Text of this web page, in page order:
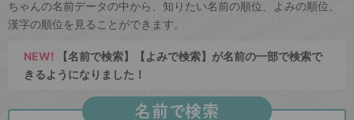
ちゃんの名前データの中から、知りたい名前の順位、よみの順位、
漢字の順位を見ることができます。
NEW! 【名前で検索】【よみで検索】が名前の一部で検索で
きるようになりました！
名前で検索